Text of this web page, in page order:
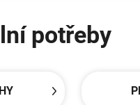
potřeby